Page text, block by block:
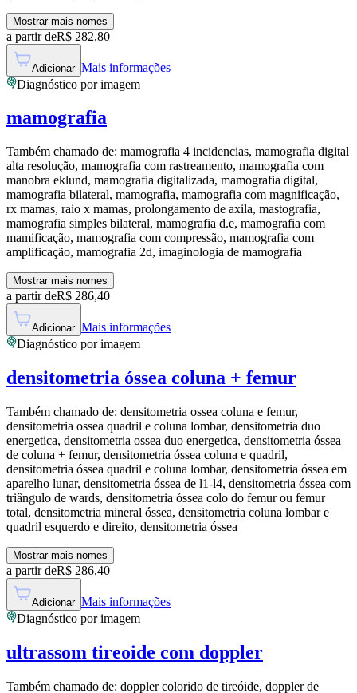
Mostrar mais nomes
a partir deR$ 282,80
Adicionar Mais informações
Diagnóstico por imagem
mamografia
Também chamado de: mamografia 4 incidencias, mamografia digital
alta resolução, mamografia com rastreamento, mamografia com
manobra eklund, mamografia digitalizada, mamografia digital,
mamografia bilateral, mamografia, mamografia com magnificação,
rx mamas, raio x mamas, prolongamento de axila, mastografia,
mamografia simples bilateral, mamografia d.e, mamografia com
mamificação, mamografia com compressão, mamografia com
amplificação, mamografia 2d, imaginologia de mamografia
Mostrar mais nomes
a partir deR$ 286,40
Adicionar Mais informações
Diagnóstico por imagem
densitometria óssea coluna + femur
Também chamado de: densitometria ossea coluna e femur,
densitometria ossea quadril e coluna lombar, densitometria duo
energetica, densitometria ossea duo energetica, densitometria óssea
de coluna + femur, densitometria óssea coluna e quadril,
densitometria óssea quadril e coluna lombar, densitometria óssea em
aparelho lunar, densitometria óssea de l1-l4, densitometria óssea com
triângulo de wards, densitometria óssea colo do femur ou femur
total, densitometria mineral óssea, densitometria coluna lombar e
quadril esquerdo e direito, densitometria óssea
Mostrar mais nomes
a partir deR$ 286,40
Adicionar Mais informações
Diagnóstico por imagem
ultrassom tireoide com doppler
Também chamado de: doppler colorido de tireóide, doppler de